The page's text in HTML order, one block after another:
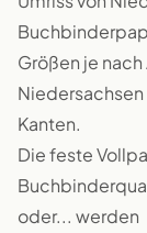
Größen je
Kanten.
Die feste
oder... werden